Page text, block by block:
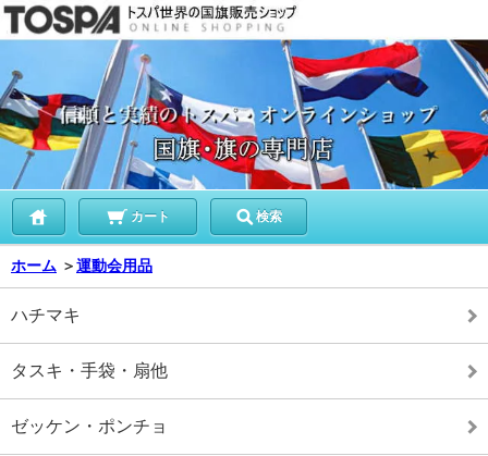
カート 検索
ホーム ＞運動会用品
ハチマキ
タスキ・手袋・扇他
ゼッケン・ポンチョ